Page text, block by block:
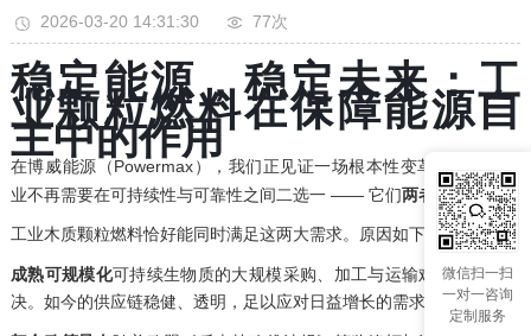
2026-03-20 14:31:30 77次
稳定能源，稳定未来：工
业颗粒燃料在保障能源自
主中的作用
在博威能源（Powermax），我们正见证一场根本性变革：高耗能产
业不再需要在可持续性与可靠性之间二选一 —— 它们两者都需要。
工业木质颗粒燃料恰好能同时满足这两大需求。原因如下：
成熟可规模化可持续生物质的大规模采购、加工与运输难题已得到解
决。如今的供应链稳健、透明，足以应对日益增长的需求。
微信扫一扫
一对一咨询
定制服务